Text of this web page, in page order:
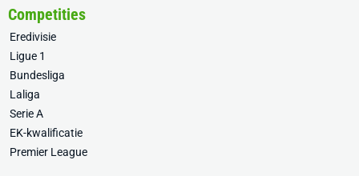
Competities
Eredivisie
Ligue 1
Bundesliga
Laliga
Serie A
EK-kwalificatie
Premier League